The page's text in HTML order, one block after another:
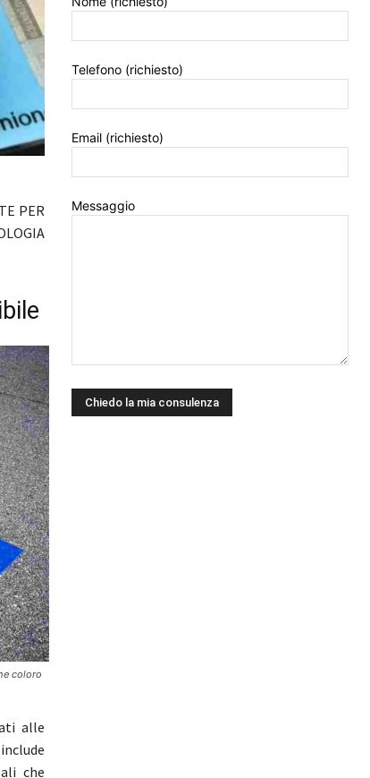
PER
coloro
alle
che
Telefono (richiesto)
Email (richiesto)
Messaggio